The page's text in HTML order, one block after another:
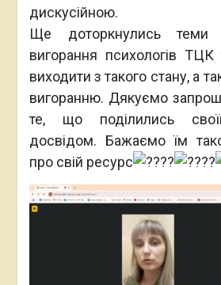
дискусійною.
Ще доторкнулись теми
вигорання психологів
виходити з такого стану, а
вигоранню. Дякуємо
те, що поділились
досвідом. Бажаємо їм
про свій ресурс